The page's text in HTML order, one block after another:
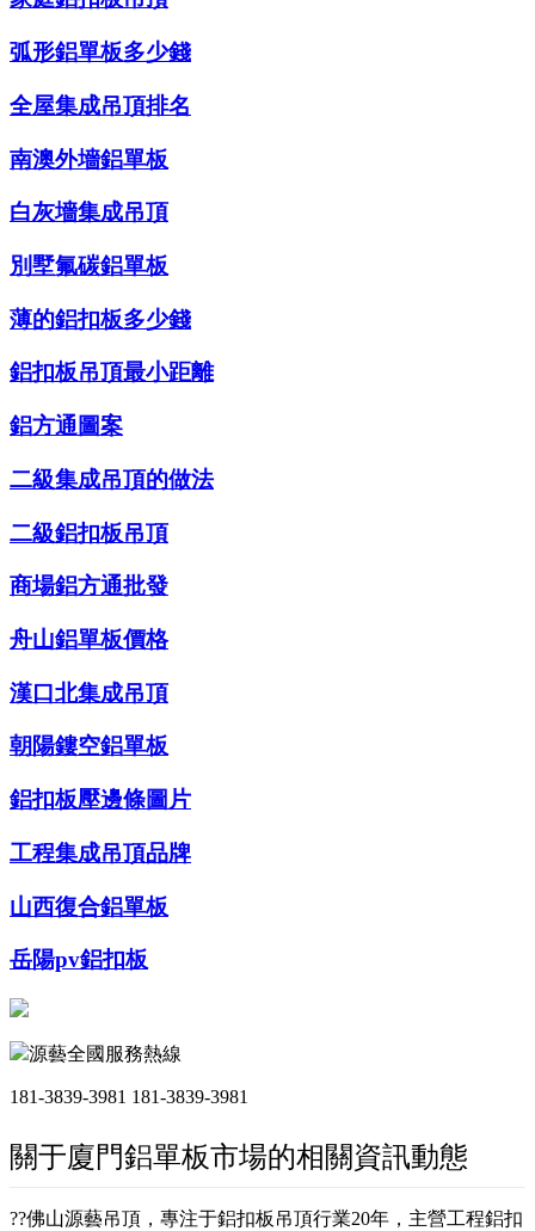
弧形鋁單板多少錢
全屋集成吊頂排名
南澳外墻鋁單板
白灰墻集成吊頂
別墅氟碳鋁單板
薄的鋁扣板多少錢
鋁扣板吊頂最小距離
鋁方通圖案
二級集成吊頂的做法
二級鋁扣板吊頂
商場鋁方通批發
舟山鋁單板價格
漢口北集成吊頂
朝陽鏤空鋁單板
鋁扣板壓邊條圖片
工程集成吊頂品牌
山西復合鋁單板
岳陽pv鋁扣板
源藝全國服務熱線
181-3839-3981 181-3839-3981
關于廈門鋁單板市場的相關資訊動態
??佛山源藝吊頂，專注于鋁扣板吊頂行業20年，主營工程鋁扣